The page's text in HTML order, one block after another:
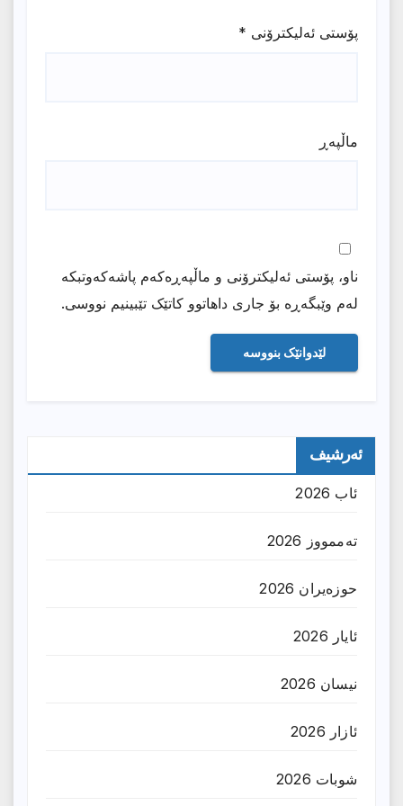
پۆستی ئەلیکترۆنی *
ماڵپه‌ڕ
ناو، پۆستی ئەلیکترۆنی و ماڵپەڕەکەم پاشەکەوتبکە
لەم وێبگەڕە بۆ جاری داهاتوو کاتێک تێبینیم نووسی.
ئەرشیف
ئاب 2026
تەممووز 2026
حوزه‌یران 2026
ئایار 2026
نیسان 2026
ئازار 2026
شوبات 2026